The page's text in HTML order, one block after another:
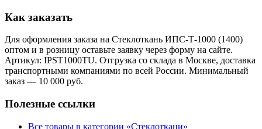
Как заказать
Для оформления заказа на Стеклоткань ИПС-Т-1000 (1400)
оптом и в розницу оставьте заявку через форму на сайте.
Артикул: IPST1000TU. Отгрузка со склада в Москве, доставка
транспортными компаниями по всей России. Минимальный
заказ — 10 000 руб.
Полезные ссылки
Все товары в категории «Стеклоткани»